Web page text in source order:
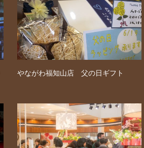
やながわ福知山店 父の日ギフト